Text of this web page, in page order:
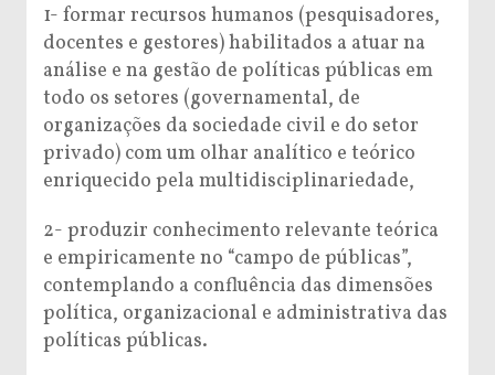
1- formar recursos humanos (pesquisadores,
docentes e gestores) habilitados a atuar na
análise e na gestão de políticas públicas em
todo os setores (governamental, de
organizações da sociedade civil e do setor
privado) com um olhar analítico e teórico
enriquecido pela multidisciplinariedade,
2- produzir conhecimento relevante teórica
e empiricamente no “campo de públicas”,
contemplando a confluência das dimensões
política, organizacional e administrativa das
políticas públicas.